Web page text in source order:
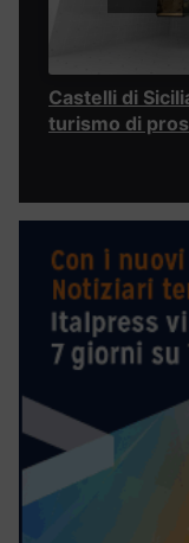
Castelli di
turismo di